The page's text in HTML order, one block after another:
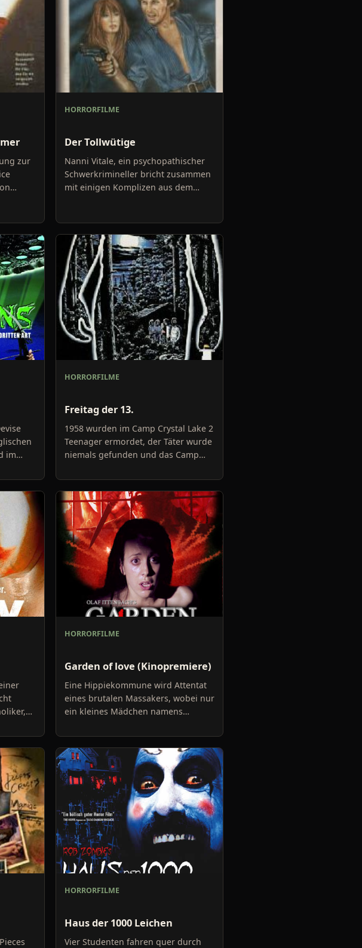
zur
HORRORFILME
Der Tollwütige
Nanni Vitale, ein psychopathischer
Schwerkrimineller bricht zusammen
mit einigen Komplizen aus dem
im
HORRORFILME
Freitag der 13.
1958 wurden im Camp Crystal Lake 2
Teenager ermordet, der Täter wurde
niemals gefunden und das Camp
später beschließen ein paa
HORRORFILME
Garden of love (Kinopremiere)
Eine Hippiekommune wird Attentat
eines brutalen Massakers, wobei nur
ein kleines Mädchen namens
Koma fällt.
HORRORFILME
Haus der 1000 Leichen
Vier Studenten fahren quer durch